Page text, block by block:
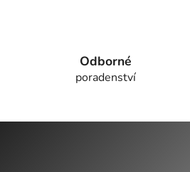
Odborné
poradenství